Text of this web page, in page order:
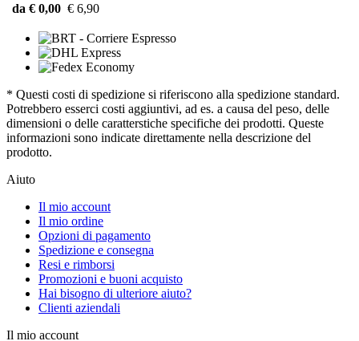
da € 0,00 € 6,90
* Questi costi di spedizione si riferiscono alla spedizione standard.
Potrebbero esserci costi aggiuntivi, ad es. a causa del peso, delle
dimensioni o delle caratterstiche specifiche dei prodotti. Queste
informazioni sono indicate direttamente nella descrizione del
prodotto.
Aiuto
Il mio account
Il mio ordine
Opzioni di pagamento
Spedizione e consegna
Resi e rimborsi
Promozioni e buoni acquisto
Hai bisogno di ulteriore aiuto?
Clienti aziendali
Il mio account